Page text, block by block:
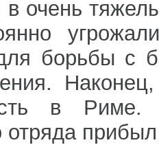
в очень
борьбы с
в
отряда